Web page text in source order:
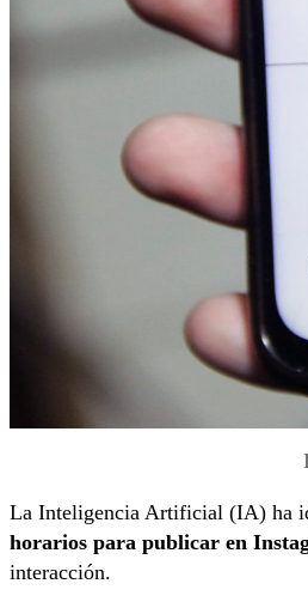
La Inteligencia Artificial (IA) ha
horarios para publicar en
interacción.